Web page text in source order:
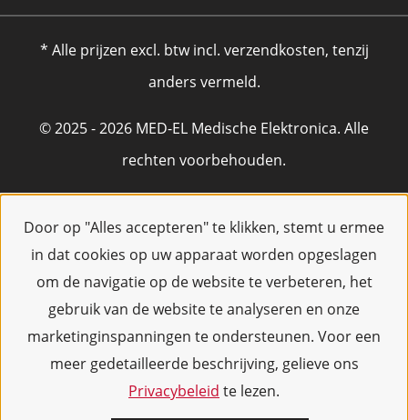
Door op "Alles accepteren" te klikken, stemt u ermee
in dat cookies op uw apparaat worden opgeslagen
om de navigatie op de website te verbeteren, het
gebruik van de website te analyseren en onze
marketinginspanningen te ondersteunen. Voor een
meer gedetailleerde beschrijving, gelieve ons
Privacybeleid te lezen.
* Alle prijzen excl. btw incl. verzendkosten, tenzij
anders vermeld.
© 2025 - 2026 MED-EL Medische Elektronica. Alle
rechten voorbehouden.